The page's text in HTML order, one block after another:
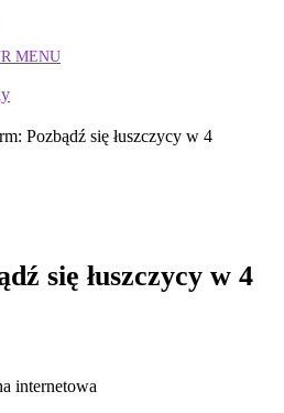
MENU
Pozbądź się łuszczycy w 4
się łuszczycy w 4
internetowa